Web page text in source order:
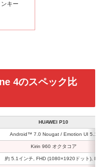
キー
4のスペック比
HUAWEI P10
Android™ 7.0 Nougat / Emotion UI 5.1
Kirin 960 オクタコア
約 5.1インチ, FHD (1080×1920ドット), IPS